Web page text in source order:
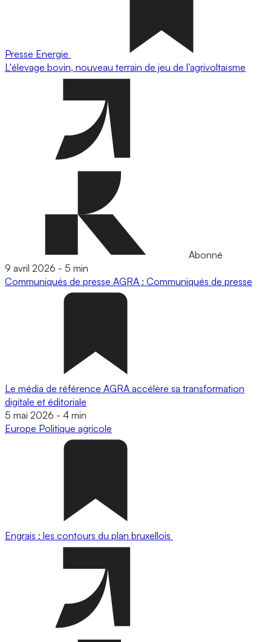
Presse Energie
L'élevage bovin, nouveau terrain de jeu de l’agrivoltaïsme
Abonné
9 avril 2026 - 5 min
Communiqués de presse AGRA : Communiqués de presse
Le média de référence AGRA accélère sa transformation
digitale et éditoriale
5 mai 2026 - 4 min
Europe Politique agricole
Engrais : les contours du plan bruxellois